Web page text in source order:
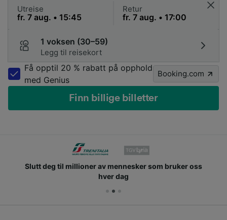
Utreise Retur
1 voksen (30–59)
Legg til reisekort
Få opptil 20 % rabatt på opphold
med Genius
Booking.com
Finn billige billetter
Slutt deg til millioner av mennesker som bruker oss
hver dag